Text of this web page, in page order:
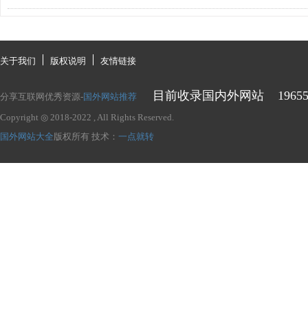
关于我们 版权说明 友情链接
分享互联网优秀资源-国外网站推荐 目前收录国内外网站 19655
Copyright ◎ 2018-2022 , All Rights Reserved.
国外网站大全 版权所有 技术： 一点就转